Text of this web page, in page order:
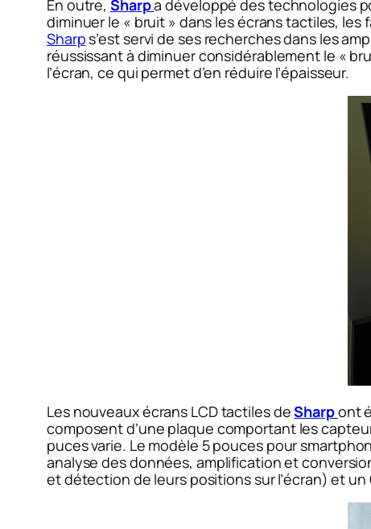
En outre, Sharpa développé des technologies
diminuer le « bruit » dans les écrans tactiles,
Sharps’est servi de ses recherches dans les
réussissant à diminuer considérablement le «
l’écran, ce qui permet d’en réduire l’épaisseur.
Les nouveaux écrans LCD tactiles deSharpont
composent d’une plaque comportant les
puces varie. Le modèle 5 pouces pour
analyse des données, amplification et
et détection de leurs positions sur l’écran) et un